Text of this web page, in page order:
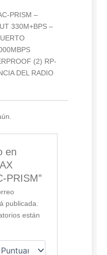
PRISM –
330M+BPS –
(2) RP-
DEL RADIO
en
PRISM”
publicada.
están